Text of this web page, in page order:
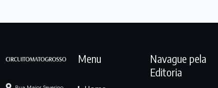
Menu
Navague pela
Editoria